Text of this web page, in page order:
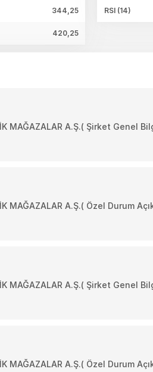
344,25
420,25
RSI (14)
A.Ş.( Şirket Genel
A.Ş.( Özel Durum
A.Ş.( Şirket Genel
A.Ş.( Özel Durum